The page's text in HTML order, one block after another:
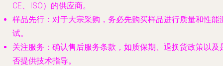
CE、ISO）的供应商。
样品先行 ：对于大宗采购，务必先购买样品进行质量和性能
试。
关注服务 ：确认售后服务条款，如质保期、退换货政策以及
否提供技术指导。